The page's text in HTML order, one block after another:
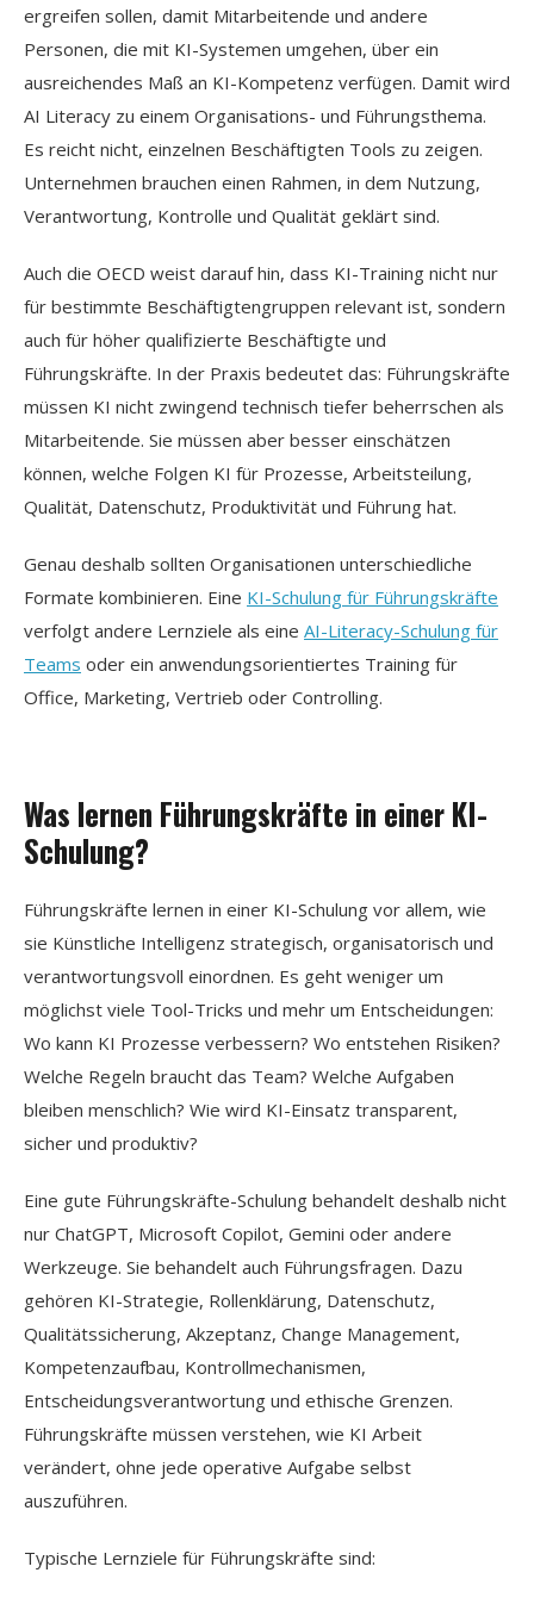
ergreifen sollen, damit Mitarbeitende und andere
Personen, die mit KI-Systemen umgehen, über ein
ausreichendes Maß an KI-Kompetenz verfügen. Damit wird
AI Literacy zu einem Organisations- und Führungsthema.
Es reicht nicht, einzelnen Beschäftigten Tools zu zeigen.
Unternehmen brauchen einen Rahmen, in dem Nutzung,
Verantwortung, Kontrolle und Qualität geklärt sind.
Auch die OECD weist darauf hin, dass KI-Training nicht nur
für bestimmte Beschäftigtengruppen relevant ist, sondern
auch für höher qualifizierte Beschäftigte und
Führungskräfte. In der Praxis bedeutet das: Führungskräfte
müssen KI nicht zwingend technisch tiefer beherrschen als
Mitarbeitende. Sie müssen aber besser einschätzen
können, welche Folgen KI für Prozesse, Arbeitsteilung,
Qualität, Datenschutz, Produktivität und Führung hat.
Genau deshalb sollten Organisationen unterschiedliche
Formate kombinieren. Eine KI-Schulung für Führungskräfte
verfolgt andere Lernziele als eine AI-Literacy-Schulung für
Teams oder ein anwendungsorientiertes Training für
Office, Marketing, Vertrieb oder Controlling.
Was lernen Führungskräfte in einer KI-
Schulung?
Führungskräfte lernen in einer KI-Schulung vor allem, wie
sie Künstliche Intelligenz strategisch, organisatorisch und
verantwortungsvoll einordnen. Es geht weniger um
möglichst viele Tool-Tricks und mehr um Entscheidungen:
Wo kann KI Prozesse verbessern? Wo entstehen Risiken?
Welche Regeln braucht das Team? Welche Aufgaben
bleiben menschlich? Wie wird KI-Einsatz transparent,
sicher und produktiv?
Eine gute Führungskräfte-Schulung behandelt deshalb nicht
nur ChatGPT, Microsoft Copilot, Gemini oder andere
Werkzeuge. Sie behandelt auch Führungsfragen. Dazu
gehören KI-Strategie, Rollenklärung, Datenschutz,
Qualitätssicherung, Akzeptanz, Change Management,
Kompetenzaufbau, Kontrollmechanismen,
Entscheidungsverantwortung und ethische Grenzen.
Führungskräfte müssen verstehen, wie KI Arbeit
verändert, ohne jede operative Aufgabe selbst
auszuführen.
Typische Lernziele für Führungskräfte sind: